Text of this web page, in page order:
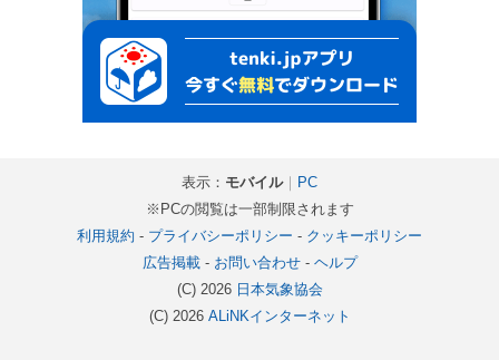
表示： モバイル｜ PC
※PCの閲覧は一部制限されます
利用規約 - プライバシーポリシー - クッキーポリシー
広告掲載- お問い合わせ- ヘルプ
(C) 2026 日本気象協会
(C) 2026 ALiNKインターネット